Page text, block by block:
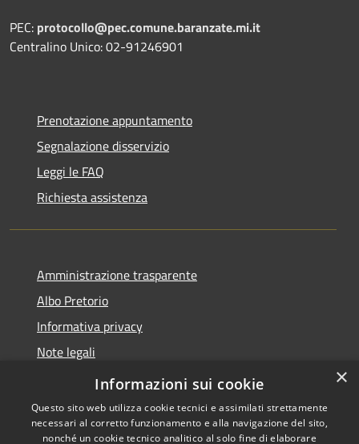
PEC: protocollo@pec.comune.baranzate.mi.it
Centralino Unico: 02-91246901
Prenotazione appuntamento
Segnalazione disservizio
Leggi le FAQ
Richiesta assistenza
Amministrazione trasparente
Albo Pretorio
Informativa privacy
Note legali
Dichiarazione di accessibilità
×
Informazioni sui cookie
Questo sito web utilizza cookie tecnici e assimilati strettamente
necessari al corretto funzionamento e alla navigazione del sito,
nonché un cookie tecnico analitico al solo fine di elaborare